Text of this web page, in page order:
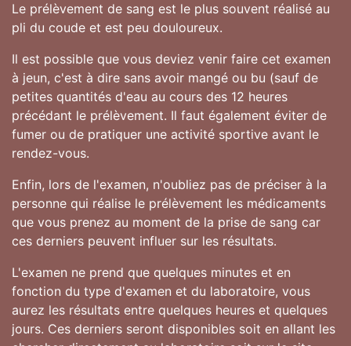
Le prélèvement de sang est le plus souvent réalisé au
pli du coude et est peu douloureux.
Il est possible que vous deviez venir faire cet examen
à jeun, c'est à dire sans avoir mangé ou bu (sauf de
petites quantités d'eau au cours des 12 heures
précédant le prélèvement. Il faut également éviter de
fumer ou de pratiquer une activité sportive avant le
rendez-vous.
Enfin, lors de l'examen, n'oubliez pas de préciser à la
personne qui réalise le prélèvement les médicaments
que vous prenez au moment de la prise de sang car
ces derniers peuvent influer sur les résultats.
L'examen ne prend que quelques minutes et en
fonction du type d'examen et du laboratoire, vous
aurez les résultats entre quelques heures et quelques
jours. Ces derniers seront disponibles soit en allant les